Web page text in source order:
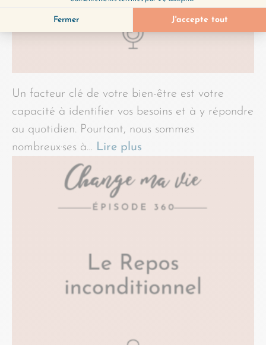
Un facteur clé de votre bien-être est votre
capacité à identifier vos besoins et à y répondre
au quotidien. Pourtant, nous sommes
nombreux·ses à… Lire plus